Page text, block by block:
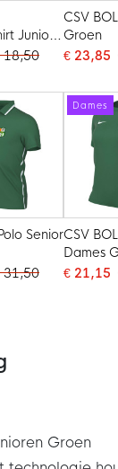
Junior
18,50
CSV
Groen
€ 23,85
Senior
31,50
Dames
CSV
Dames
€ 21,15
Groen